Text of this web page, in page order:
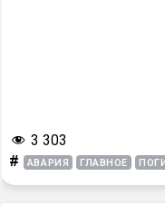
3 303
# АВАРИЯ ГЛАВНОЕ